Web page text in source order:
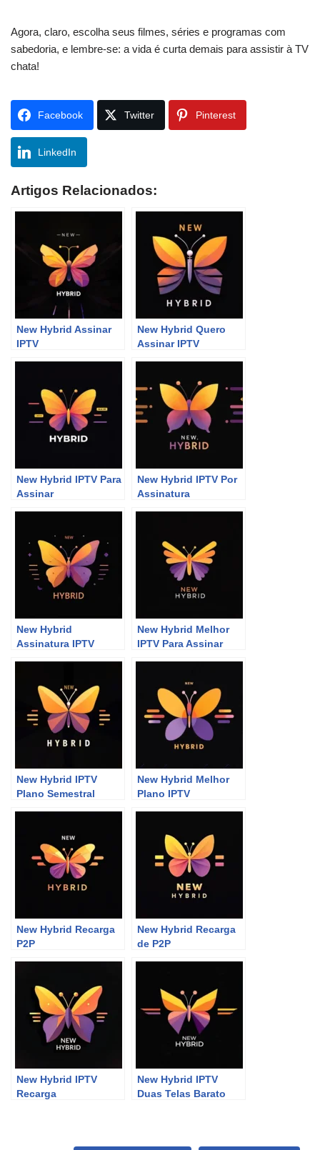
Agora, claro, escolha seus filmes, séries e programas com
sabedoria, e lembre-se: a vida é curta demais para assistir à TV
chata!
Facebook Twitter Pinterest
LinkedIn
Artigos Relacionados:
New Hybrid Assinar
IPTV
New Hybrid Quero
Assinar IPTV
New Hybrid IPTV Para
Assinar
New Hybrid IPTV Por
Assinatura
New Hybrid
Assinatura IPTV
New Hybrid Melhor
IPTV Para Assinar
New Hybrid IPTV
Plano Semestral
New Hybrid Melhor
Plano IPTV
New Hybrid Recarga
P2P
New Hybrid Recarga
de P2P
New Hybrid IPTV
Recarga
New Hybrid IPTV
Duas Telas Barato